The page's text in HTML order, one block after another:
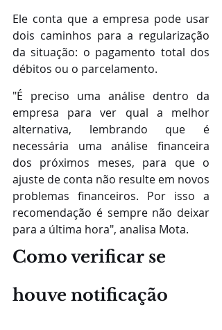
Ele conta que a empresa pode usar
dois caminhos para a regularização
da situação: o pagamento total dos
débitos ou o parcelamento.
"É preciso uma análise dentro da
empresa para ver qual a melhor
alternativa, lembrando que é
necessária uma análise financeira
dos próximos meses, para que o
ajuste de conta não resulte em novos
problemas financeiros. Por isso a
recomendação é sempre não deixar
para a última hora", analisa Mota.
Como verificar se
houve notificação